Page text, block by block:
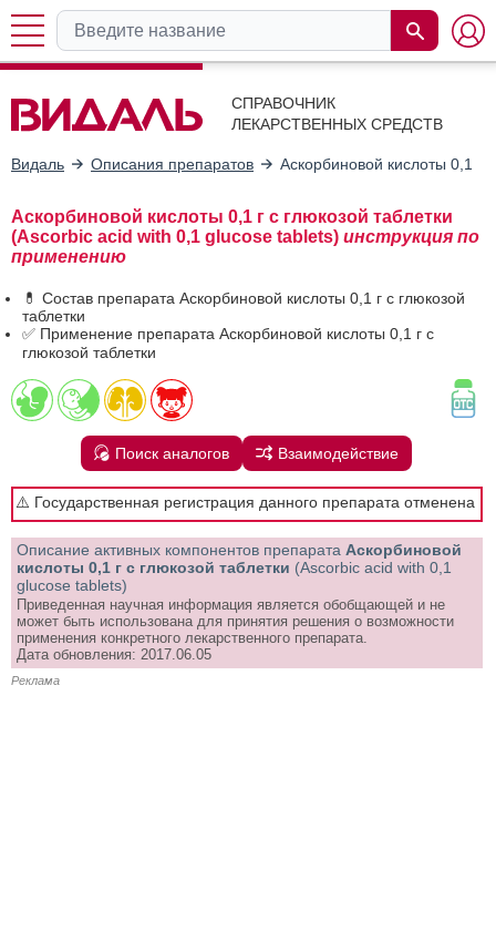
СПРАВОЧНИК
ЛЕКАРСТВЕННЫХ СРЕДСТВ
Видаль Описания препаратов Аскорбиновой кислоты 0,1 г
Аскорбиновой кислоты 0,1 г с глюкозой таблетки
(Ascorbic acid with 0,1 glucose tablets) инструкция по
применению
💊 Состав препарата Аскорбиновой кислоты 0,1 г с глюкозой
таблетки
✅ Применение препарата Аскорбиновой кислоты 0,1 г с
глюкозой таблетки
Поиск аналогов Взаимодействие
⚠️ Государственная регистрация данного препарата отменена
Описание активных компонентов препарата Аскорбиновой
кислоты 0,1 г с глюкозой таблетки (Ascorbic acid with 0,1
glucose tablets)
Приведенная научная информация является обобщающей и не
может быть использована для принятия решения о возможности
применения конкретного лекарственного препарата.
Дата обновления: 2017.06.05
Реклама